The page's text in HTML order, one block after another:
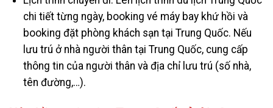
chi tiết từng ngày, booking vé máy bay khứ hồi và
booking đặt phòng khách sạn tại Trung Quốc. Nếu
lưu trú ở nhà người thân tại Trung Quốc, cung cấp
thông tin của người thân và địa chỉ lưu trú (số nhà,
tên đường,…).